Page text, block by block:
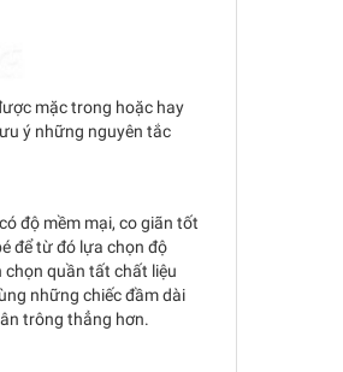
mặc trong hoặc hay
ý những nguyên tắc
độ mềm mại, co giãn tốt
để từ đó lựa chọn độ
chọn quần tất chất liệu
những chiếc đầm dài
trông thẳng hơn.